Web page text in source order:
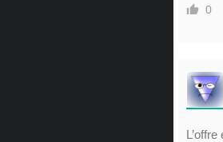
0